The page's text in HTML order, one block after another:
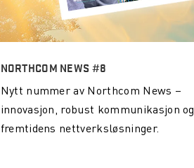
NORTHCOM NEWS #8
Nytt nummer av Northcom News –
innovasjon, robust kommunikasjon og
fremtidens nettverksløsninger.